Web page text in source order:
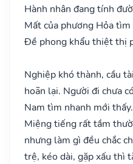
Hành nhân đang tính
Mất của phương Hỏa tìm
Đề phong khẩu thiệt thị
Nghiệp khó thành, cầu
hoãn lại. Người đi chưa
Nam tìm nhanh mới
Miệng tiếng rất tầm
nhưng làm gì đều chắc
trệ, kéo dài, gặp xấu thì